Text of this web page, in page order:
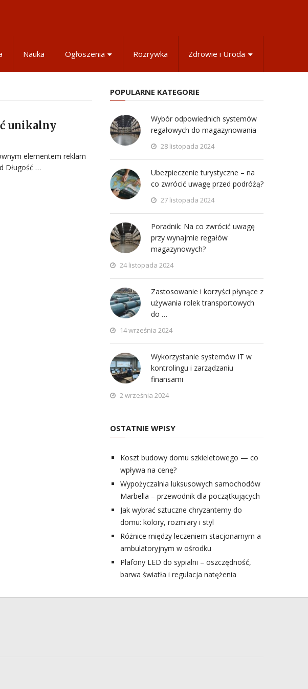
Nauka Ogłoszenia Rozrywka Zdrowie i Uroda
unikalny
elementem reklam
Długość …
POPULARNE KATEGORIE
Wybór odpowiednich systemów
regałowych do magazynowania
28 listopada 2024
Ubezpieczenie turystyczne – na
co zwrócić uwagę przed podróżą?
27 listopada 2024
Poradnik: Na co zwrócić uwagę
przy wynajmie regałów
magazynowych?
24 listopada 2024
Zastosowanie i korzyści płynące z
używania rolek transportowych
do …
14 września 2024
Wykorzystanie systemów IT w
kontrolingu i zarządzaniu
finansami
2 września 2024
OSTATNIE WPISY
Koszt budowy domu szkieletowego — co
wpływa na cenę?
Wypożyczalnia luksusowych samochodów
Marbella – przewodnik dla początkujących
Jak wybrać sztuczne chryzantemy do
domu: kolory, rozmiary i styl
Różnice między leczeniem stacjonarnym a
ambulatoryjnym w ośrodku
Plafony LED do sypialni – oszczędność,
barwa światła i regulacja natężenia